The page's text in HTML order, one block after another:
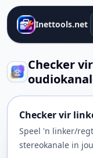
Inettools.net
Checker
Checker vir
Speel 'n linker/
stereokanale in